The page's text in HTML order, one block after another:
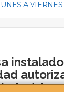
A VIERNES
Industria